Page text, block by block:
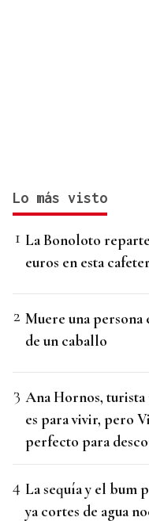
Lo más visto
La Bonoloto
euros en esta
Muere una persona
de un caballo
Ana Hornos,
es para vivir, pero
perfecto para
La sequía y el bum
ya cortes de agua